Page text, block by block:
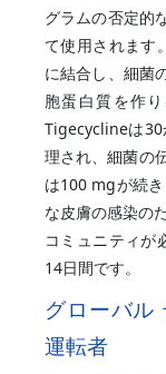
グラムの否定的
て使用されます
に結合し、細菌
胞蛋白質を作
Tigecyclineは30
理され、細菌の
は100 mgが続
な皮膚の感染の
コミュニティが
14日間です。
グローバル
運転者